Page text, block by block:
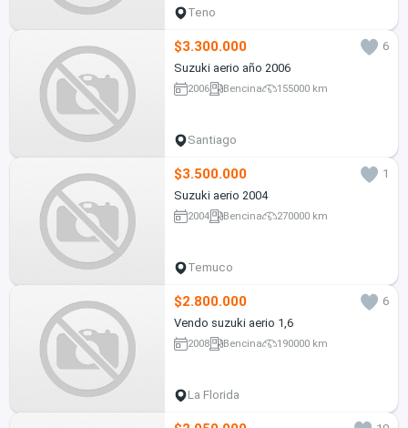
Teno
$3.300.000
6
Suzuki aerio año 2006
2006 Bencina 155000 km
Santiago
$3.500.000
1
Suzuki aerio 2004
2004 Bencina 270000 km
Temuco
$2.800.000
6
Vendo suzuki aerio 1,6
2008 Bencina 190000 km
La Florida